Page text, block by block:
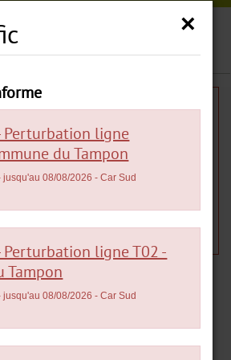
×
Perturbation ligne
du Tampon
jusqu'au 08/08/2026 - Car Sud
Perturbation ligne T02 -
Tampon
jusqu'au 08/08/2026 - Car Sud